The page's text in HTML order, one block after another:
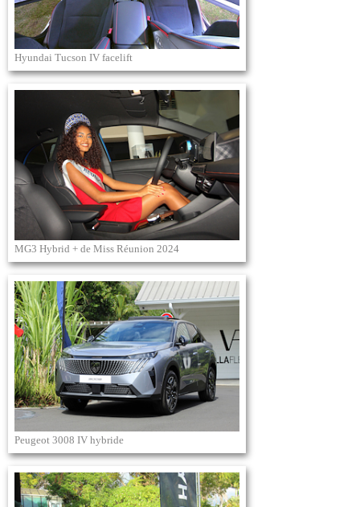
Hyundai Tucson IV facelift
MG3 Hybrid + de Miss Réunion 2024
Peugeot 3008 IV hybride